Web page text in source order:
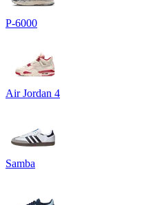
P-6000
Air Jordan 4
Samba